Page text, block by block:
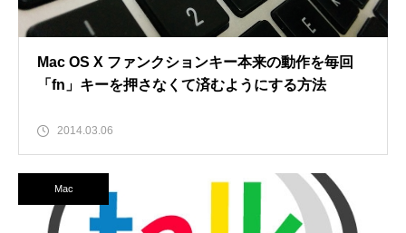
Mac OS X ファンクションキー本来の動作を毎回
「fn」キーを押さなくて済むようにする方法
2014.03.06
Mac